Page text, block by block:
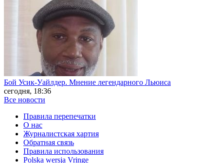
Бой Усик-Уайлдер. Мнение легендарного Льюиса
сегодня, 18:36
Все новости
Правила перепечатки
О нас
Журналистская хартия
Обратная связь
Правила использования
Polska wersja Vringe